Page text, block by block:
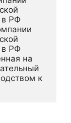
в РФ
в РФ
на
к